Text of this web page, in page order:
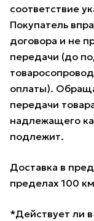
соответствие
Покупатель
договора и не
передачи (до
оплаты).
передачи
надлежащего
подлежит.
Доставка в
пределах 100
*Действует ли